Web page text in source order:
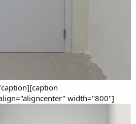
width="800"]